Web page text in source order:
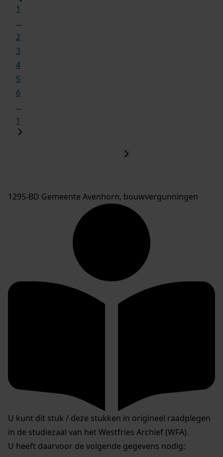
1
...
2
3
4
5
6
...
1
1295-BD Gemeente Avenhorn, bouwvergunningen
U kunt dit stuk / deze stukken in origineel raadplegen
in de studiezaal van het Westfries Archief (WFA).
U heeft daarvoor de volgende gegevens nodig: